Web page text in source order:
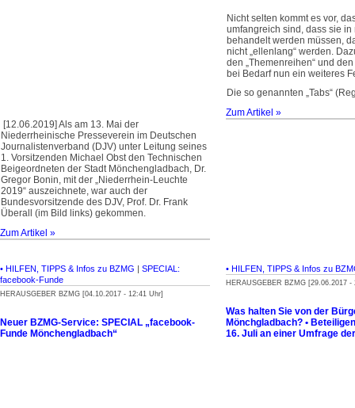
[12.06.2019] Als am 13. Mai der
Niederrheinische Presseverein im Deutschen
Journalistenverband (DJV) unter Leitung seines
1. Vorsitzenden Michael Obst den Technischen
Beigeordneten der Stadt Mönchengladbach, Dr.
Gregor Bonin, mit der „Niederrhein-Leuchte
2019“ auszeichnete, war auch der
Bundesvorsitzende des DJV, Prof. Dr. Frank
Überall (im Bild links) gekommen.
Zum Artikel »
Nicht selten kommt es vor,
umfangreich sind, dass sie in
behandelt werden müssen,
nicht „ellenlang“ werden.
den „Themenreihen“ und
bei Bedarf nun ein weiteres
Die so genannten „Tabs“
Zum Artikel »
• HILFEN, TIPPS & Infos zu BZMG | SPECIAL:
facebook-Funde
HERAUSGEBER BZMG [04.10.2017 - 12:41 Uhr]
Neuer BZMG-Service: SPECIAL „facebook-
Funde Mönchengladbach“
• HILFEN, TIPPS & Infos zu
HERAUSGEBER BZMG [29.06.2017 -
Was halten Sie von der
Mönchgladbach? •
16. Juli an einer Umfrage